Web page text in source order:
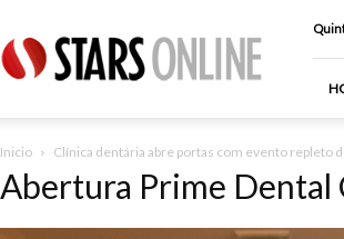
Online
Inicio Clínica dentária abre portas com evento repleto
Abertura Prime Dental